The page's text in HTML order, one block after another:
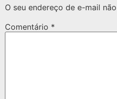
O seu endereço de e-mail
Comentário *